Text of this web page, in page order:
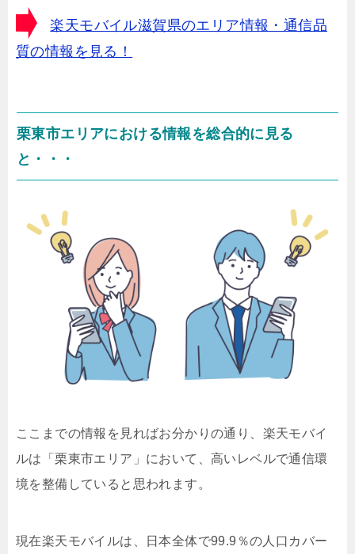
楽天モバイル滋賀県のエリア情報・通信品
質の情報を見る！
栗東市エリアにおける情報を総合的に見る
と・・・
ここまでの情報を見ればお分かりの通り、楽天モバイ
ルは「栗東市エリア」において、高いレベルで通信環
境を整備していると思われます。
現在楽天モバイルは、日本全体で99.9％の人口カバー